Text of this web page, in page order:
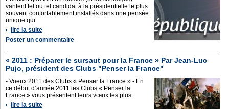
vantent tel ou tel candidat à la présidentielle le plus
souvent confortablement installés dans une pensée
unique qui
lire la suite
Poster un commentaire
« 2011 : Préparer le sursaut pour la France » Par Jean-Luc
Pujo, président des Clubs "Penser la France"
- Voeux 2011 des Clubs « Penser la France » - En
ce début d’année 2011 les Clubs « Penser la
France » vous présentent leurs vœux les plus
lire la suite